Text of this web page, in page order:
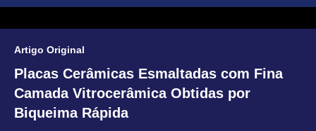
Artigo Original
Placas Cerâmicas Esmaltadas com Fina
Camada Vitrocerâmica Obtidas por
Biqueima Rápida